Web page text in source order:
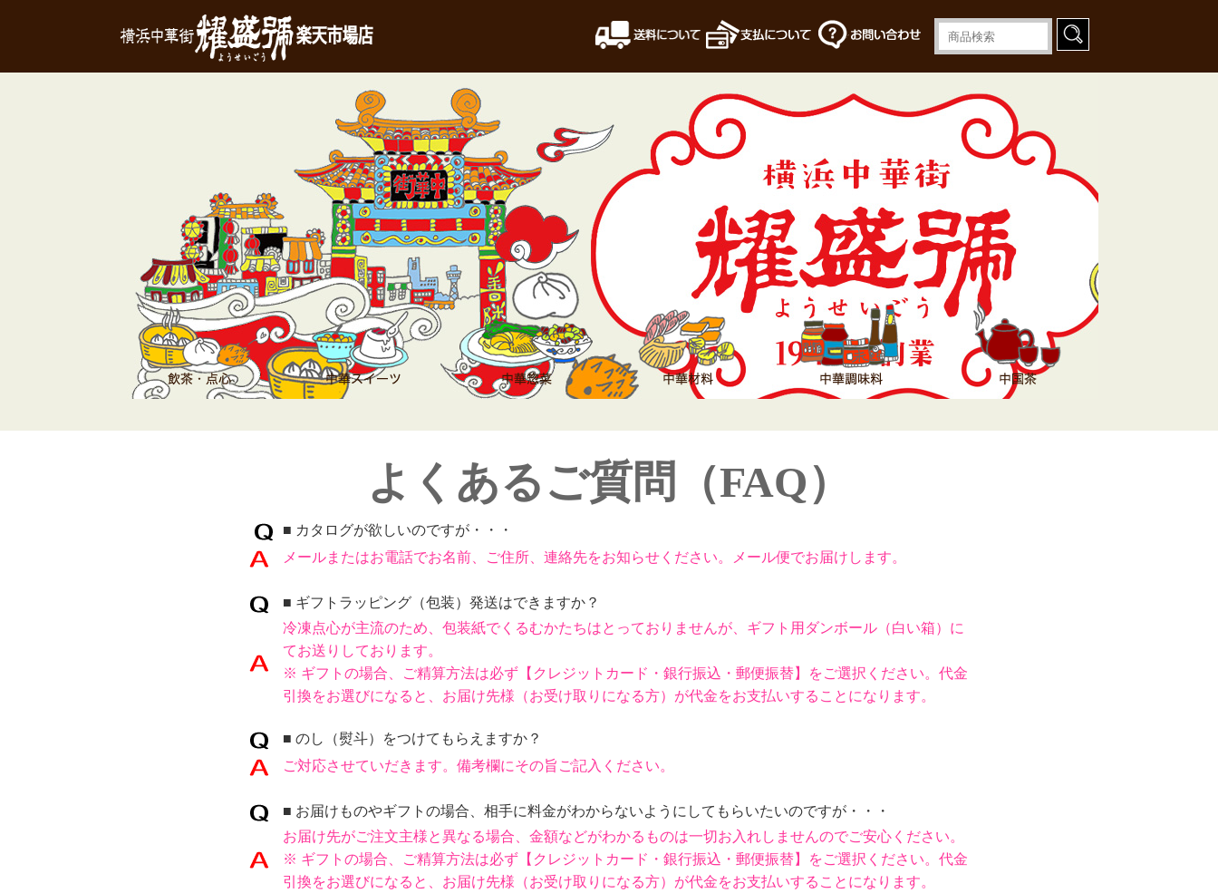
よくあるご質問（FAQ）
■ カタログが欲しいのですが・・・
メールまたはお電話でお名前、ご住所、連絡先をお知らせください。メール便でお届けします。
■ ギフトラッピング（包装）発送はできますか？
冷凍点心が主流のため、包装紙でくるむかたちはとっておりませんが、 ギフト用ダンボール（白い箱）に
てお送りしております。
※ ギフトの場合、ご精算方法は必ず【クレジットカード・銀行振込・郵便振替】
をご選択ください。代金
引換をお選びになると、お届け先様（お受け取りになる方）が代金をお支払いすることになります。
■ のし（熨斗）をつけてもらえますか？
ご対応させていだきます。備考欄にその旨ご記入ください。
■ お届けものやギフトの場合、相手に料金がわからないようにしてもらいたいのですが・・・
お届け先がご注文主様と異なる場合、金額などがわかるものは一切お入れしませんのでご安心ください。
※ ギフトの場合、ご精算方法は必ず【クレジットカード・銀行振込・郵便振替】
をご選択ください。代金
引換をお選びになると、お届け先様（お受け取りになる方）が代金をお支払いすることになります。